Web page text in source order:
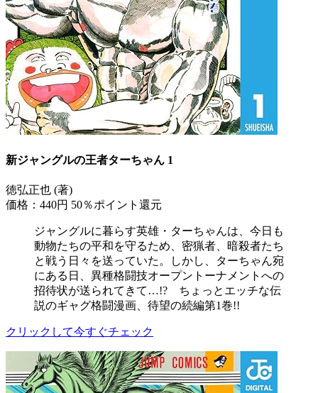
新ジャングルの王者ターちゃん 1
徳弘正也 (著)
価格：440円 50％ポイント還元
ジャングルに暮らす英雄・ターちゃんは、今日も
動物たちの平和を守るため、密猟者、暗殺者たち
と戦う日々を送っていた。しかし、ターちゃん宛
にある日、異種格闘技オープントーナメントへの
招待状が送られてきて…!? ちょっとエッチな伝
説のギャグ格闘漫画、待望の続編第1巻!!
クリックして今すぐチェック